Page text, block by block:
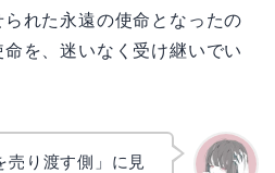
れた永遠の使命となったの
を、迷いなく受け継いでい
売り渡す側」に見